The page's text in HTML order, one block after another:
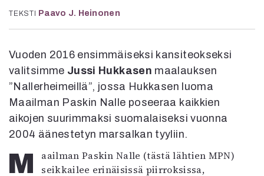
TEKSTI Paavo J. Heinonen
Vuoden 2016 ensimmäiseksi kansiteokseksi
valitsimme Jussi Hukkasen maalauksen
”Nallerheimeillä”, jossa Hukkasen luoma
Maailman Paskin Nalle poseeraa kaikkien
aikojen suurimmaksi suomalaiseksi vuonna
2004 äänestetyn marsalkan tyyliin.
Maailman Paskin Nalle (tästä lähtien MPN)
seikkailee erinäisissä piirroksissa,